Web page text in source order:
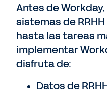
Antes de
sistemas de
hasta las tareas
implementar
disfruta de:
Datos de